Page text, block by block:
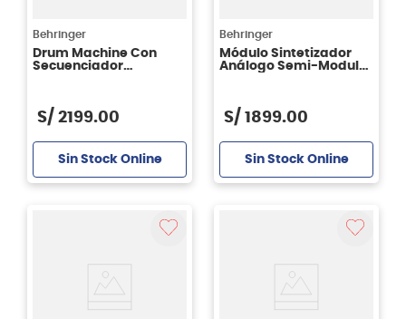
Behringer
Drum Machine Con
Secuenciador
S/ 2199.00
Sin Stock Online
Behringer
Módulo Sintetizador
Análogo Semi-Modular
S/ 1899.00
Sin Stock Online